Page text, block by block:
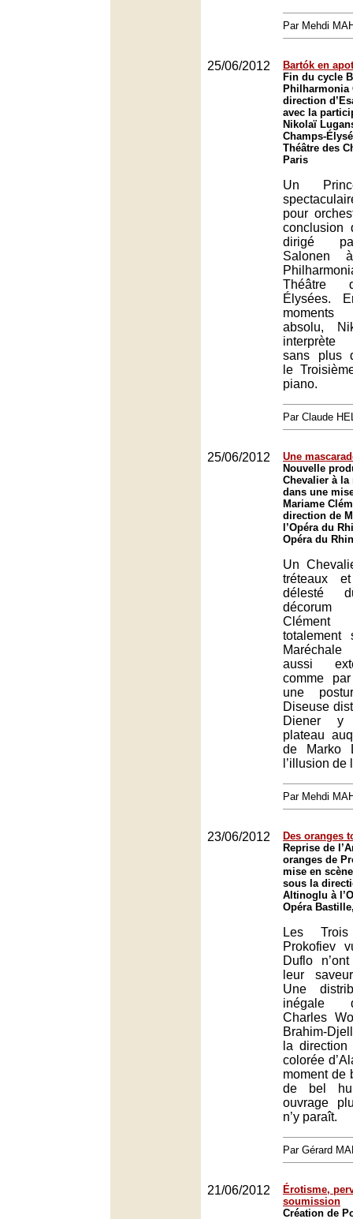
Par Mehdi
25/06/2012
Bartók en
Fin du cycle
Philharmonia
direction
avec la
Nikolaï
Champs-
Théâtre des
Paris
Un
pour
conclusion
dirigé
Théâtre
Élysées.
absolu,
interprète
sans plus
le
piano.
Par Claude
25/06/2012
Une
Nouvelle
Chevalier à la
dans une
Mariame
direction de
l’Opéra du
Opéra du
Un
tréteaux
délesté
aussi
comme
une
Diseuse
Diener y
plateau
de Marko
l’illusion de
Par Mehdi
23/06/2012
Des oranges
Reprise de
oranges de
mise en
sous la
Altinoglu à
Opéra
Les
Prokofiev
Duflo
leur
Une
inégale
Charles
Brahim-
la
colorée
moment de
de bel
ouvrage
n’y paraît.
Par Gérard
21/06/2012
Érotisme,
soumission
Création de